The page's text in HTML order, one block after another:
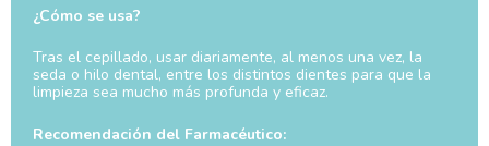
¿Cómo se usa?
Tras el cepillado, usar diariamente, al menos una vez, la
seda o hilo dental, entre los distintos dientes para que la
limpieza sea mucho más profunda y eficaz.
Recomendación del Farmacéutico: